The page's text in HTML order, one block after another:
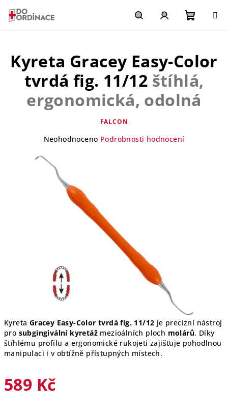
obsah
HledatPřihlášení
košík
Kyreta Gracey Easy-Color tvrdá fig. 11/12 je precizní nástroj
pro subgingivální kyretáž mezioálních ploch molárů. Díky
štíhlému profilu a ergonomické rukojeti zajišťuje pohodlnou
manipulaci i v obtížně přístupných místech.
589 Kč
Kyreta Gracey Easy-Color
tvrdá fig. 11/12 štíhlá,
ergonomická, odolná
FALCON
Průměrné
produktu
hvězdiček.
Neohodnoceno Podrobnosti hodnocení